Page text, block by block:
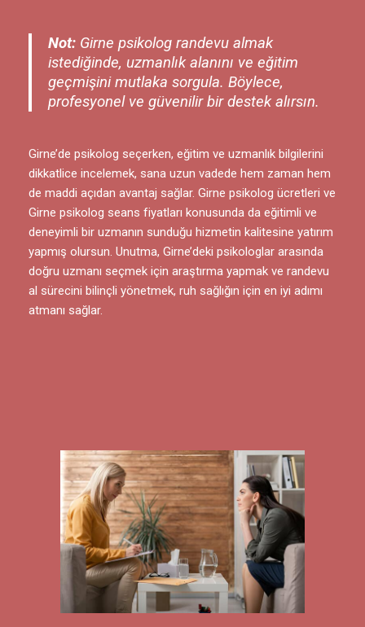
Not: Girne psikolog randevu almak
istediğinde, uzmanlık alanını ve eğitim
geçmişini mutlaka sorgula. Böylece,
profesyonel ve güvenilir bir destek alırsın.
Girne’de psikolog seçerken, eğitim ve uzmanlık bilgilerini
dikkatlice incelemek, sana uzun vadede hem zaman hem
de maddi açıdan avantaj sağlar. Girne psikolog ücretleri ve
Girne psikolog seans fiyatları konusunda da eğitimli ve
deneyimli bir uzmanın sunduğu hizmetin kalitesine yatırım
yapmış olursun. Unutma, Girne’deki psikologlar arasında
doğru uzmanı seçmek için araştırma yapmak ve randevu
al sürecini bilinçli yönetmek, ruh sağlığın için en iyi adımı
atmanı sağlar.